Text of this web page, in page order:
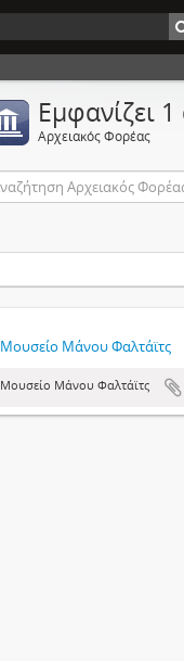
Εμφανίζει
Αρχειακός Φορέας
Μουσείο Μάνου Φαλτάϊτς
Μουσείο Μάνου Φαλτάϊτς